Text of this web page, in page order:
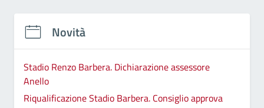
Novità
Stadio Renzo Barbera. Dichiarazione assessore
Anello
Riqualificazione Stadio Barbera. Consiglio approva